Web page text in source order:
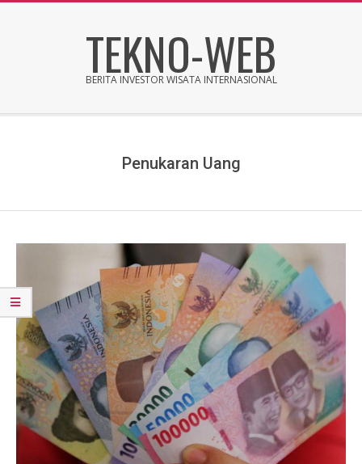
TEKNO-WEB
BERITA INVESTOR WISATA INTERNASIONAL
Penukaran Uang